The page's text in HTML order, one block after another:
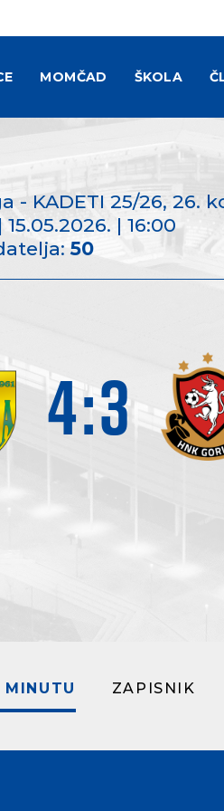
MOMČAD ŠKOLA
- KADETI 25/26, 26.
| 16:00
50
4:3
ZAPISNIK